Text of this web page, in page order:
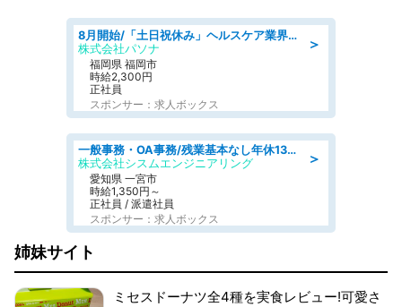
＞
8月開始/「土日祝休み」ヘルスケア業界の産業保健師/高時給/未経験OK/要資格:保健師、正看護師
株式会社パソナ
福岡県 福岡市
時給2,300円
正社員
スポンサー：求人ボックス
＞
一般事務・OA事務/残業基本なし年休130日社保完備の一般・調達事務
株式会社シスムエンジニアリング
愛知県 一宮市
時給1,350円～
正社員 / 派遣社員
スポンサー：求人ボックス
姉妹サイト
ミセスドーナツ全4種を実食レビュー!可愛さ